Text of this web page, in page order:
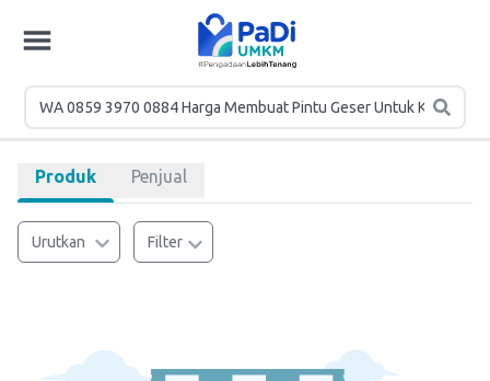
Produk Penjual
Urutkan Filter